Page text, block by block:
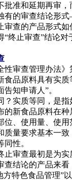
批准和延期再审
有的审查结论形
审查的产品形式
“终止审查”结论
审查管理办法》
食品原料具有实
知申请人”。
实质等同，是指
的新食品原料在
位、使用量、使
质量要求基本一致
性。
审查最初是为实
查结论的产品来看
方特色食品管理”